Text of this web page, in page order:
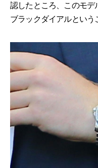
認したところ、このモデ
ブラックダイアルという